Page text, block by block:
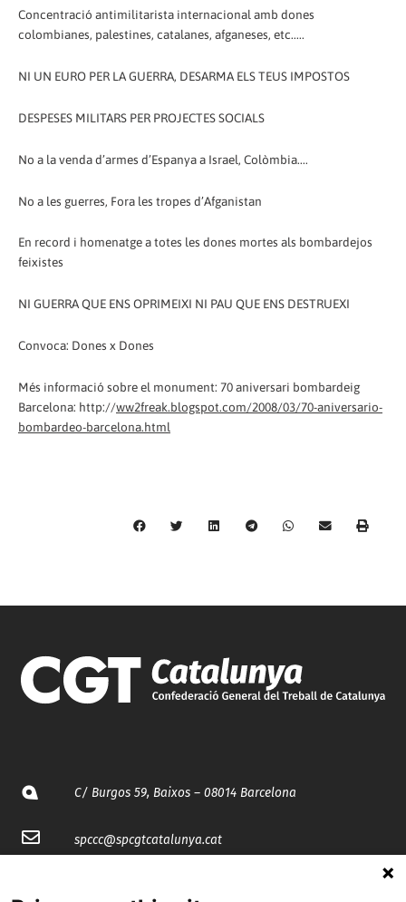
Concentració antimilitarista internacional amb dones
colombianes, palestines, catalanes, afganeses, etc.....
NI UN EURO PER LA GUERRA, DESARMA ELS TEUS IMPOSTOS
DESPESES MILITARS PER PROJECTES SOCIALS
No a la venda d’armes d’Espanya a Israel, Colòmbia....
No a les guerres, Fora les tropes d’Afganistan
En record i homenatge a totes les dones mortes als bombardejos
feixistes
NI GUERRA QUE ENS OPRIMEIXI NI PAU QUE ENS DESTRUEXI
Convoca: Dones x Dones
Més informació sobre el monument: 70 aniversari bombardeig
Barcelona: http://ww2freak.blogspot.com/2008/03/70-aniversario-
bombardeo-barcelona.html
C/ Burgos 59, Baixos – 08014 Barcelona
spccc@spcgtcatalunya.cat